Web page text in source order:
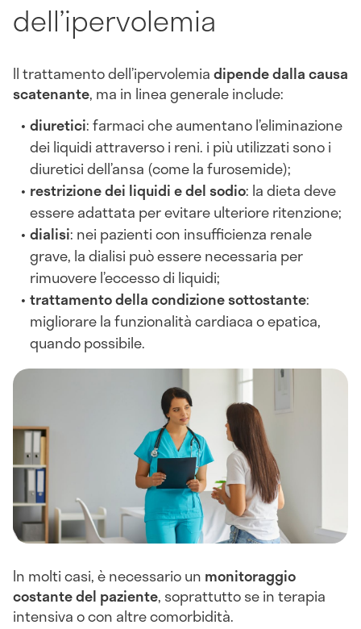
dell’ipervolemia
Il trattamento dell’ipervolemiadipende dalla causa
scatenante, ma in linea generale include:
diuretici: farmaci che aumentano l’eliminazione
dei liquidi attraverso i reni. i più utilizzati sono i
diuretici dell’ansa (come la furosemide);
restrizione dei liquidi e del sodio: la dieta deve
essere adattata per evitare ulteriore ritenzione;
dialisi: nei pazienti con insufficienza renale
grave, la dialisi può essere necessaria per
rimuovere l’eccesso di liquidi;
trattamento della condizione sottostante:
migliorare la funzionalità cardiaca o epatica,
quando possibile.
In molti casi, è necessario un monitoraggio
costante del paziente, soprattutto se in terapia
intensiva o con altre comorbidità.